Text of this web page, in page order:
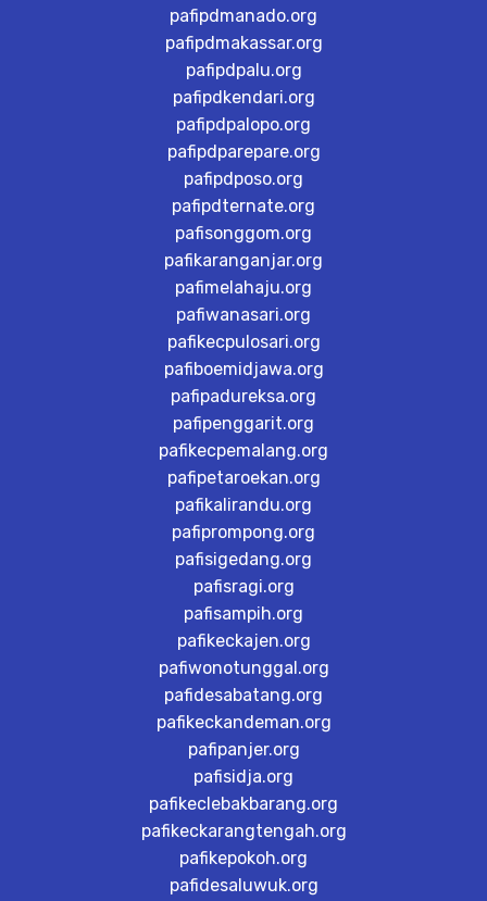
pafipdmanado.org
pafipdmakassar.org
pafipdpalu.org
pafipdkendari.org
pafipdpalopo.org
pafipdparepare.org
pafipdposo.org
pafipdternate.org
pafisonggom.org
pafikaranganjar.org
pafimelahaju.org
pafiwanasari.org
pafikecpulosari.org
pafiboemidjawa.org
pafipadureksa.org
pafipenggarit.org
pafikecpemalang.org
pafipetaroekan.org
pafikalirandu.org
pafiprompong.org
pafisigedang.org
pafisragi.org
pafisampih.org
pafikeckajen.org
pafiwonotunggal.org
pafidesabatang.org
pafikeckandeman.org
pafipanjer.org
pafisidja.org
pafikeclebakbarang.org
pafikeckarangtengah.org
pafikepokoh.org
pafidesaluwuk.org